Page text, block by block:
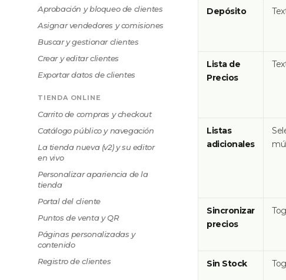
Aprobación y bloqueo de clientes
Asignar vendedores y comisiones
Buscar y gestionar clientes
Crear y editar clientes
Exportar datos de clientes
TIENDA ONLINE
Carrito de compras y checkout
Catálogo público y navegación
La tienda nueva (v2) y su editor
en vivo
Personalizar apariencia de la
tienda
Portal del cliente
Puntos de venta y QR
Páginas personalizadas y
contenido
Registro de clientes
Depósito
Lista de
Precios
Listas
adicionales
Sincronizar
precios
Sin Stock